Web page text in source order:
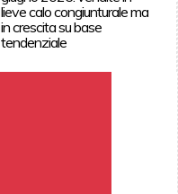
lieve calo congiunturale ma
in crescita su base
tendenziale